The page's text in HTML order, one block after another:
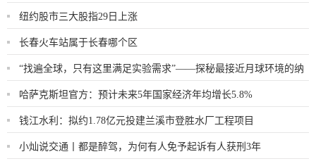
纽约股市三大股指29日上涨
长春火车站属于长春哪个区
“找遍全球，只有这里满足实验需求”——探秘最接近月球环境的纳
米真空互联实验站
哈萨克斯坦官方：预计未来5年国家经济年均增长5.8%
钱江水利：拟约1.78亿元投建兰溪市登胜水厂工程项目
小灿说交通丨都是醉驾，为何有人免予起诉有人获刑3年